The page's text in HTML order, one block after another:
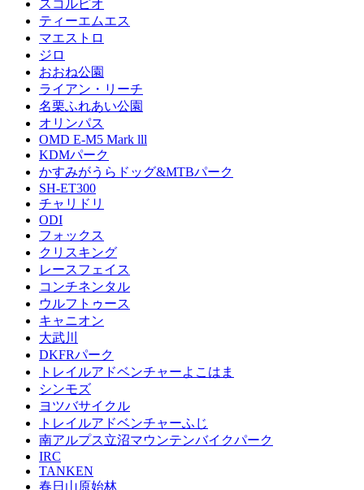
スコルピオ
ティーエムエス
マエストロ
ジロ
おおね公園
ライアン・リーチ
名栗ふれあい公園
オリンパス
OMD E-M5 Mark lll
KDMパーク
かすみがうらドッグ&MTBパーク
SH-ET300
チャリドリ
ODI
フォックス
クリスキング
レースフェイス
コンチネンタル
ウルフトゥース
キャニオン
大武川
DKFRパーク
トレイルアドベンチャーよこはま
シンモズ
ヨツバサイクル
トレイルアドベンチャーふじ
南アルプス立沼マウンテンバイクパーク
IRC
TANKEN
春日山原始林